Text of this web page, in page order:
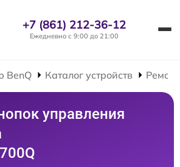
+7 (861) 212-36-12
Ежедневно с 9:00 до 21:00
BenQ Каталог устройств
управления